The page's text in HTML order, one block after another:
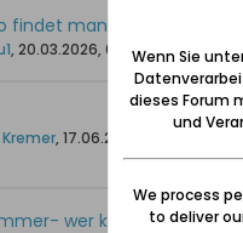
findet man die
, 20.03.2026, 09:30
, 17.06.2009, 21:55
wer kann helfen?
Wenn Sie
dieses Forum
und
We process
to deliver